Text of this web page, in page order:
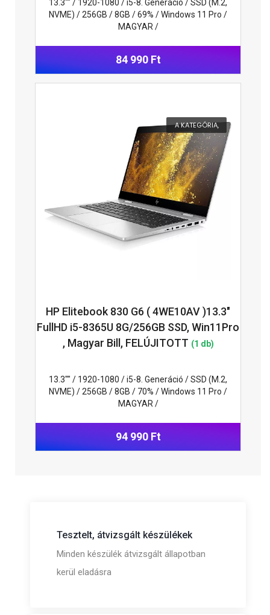
13.3"" / 1920-1080 / i5-8. Generáció / SSD (M.2,
NVME) / 256GB / 8GB / 69% / Windows 11 Pro /
MAGYAR /
84 990 Ft
A KATEGÓRIA,
HP Elitebook 830 G6 ( 4WE10AV )13.3"
FullHD i5-8365U 8G/256GB SSD, Win11Pro
, Magyar Bill, FELÚJITOTT (1 db)
13.3"" / 1920-1080 / i5-8. Generáció / SSD (M.2,
NVME) / 256GB / 8GB / 70% / Windows 11 Pro /
MAGYAR /
94 990 Ft
Tesztelt, átvizsgált készülékek
Minden készülék átvizsgált állapotban
kerül eladásra